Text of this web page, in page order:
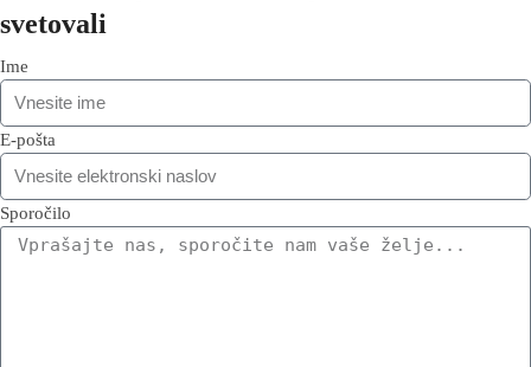
svetovali
Ime
E-pošta
Sporočilo